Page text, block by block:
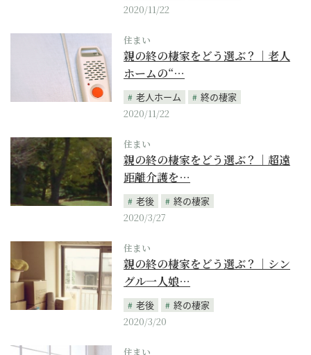
2020/11/22
住まい
親の終の棲家をどう選ぶ？｜老人
ホームの“…
老人ホーム
終の棲家
2020/11/22
住まい
親の終の棲家をどう選ぶ？｜超遠
距離介護を…
老後
終の棲家
2020/3/27
住まい
親の終の棲家をどう選ぶ？｜シン
グル一人娘…
老後
終の棲家
2020/3/20
住まい